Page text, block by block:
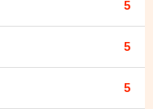
5
5
5